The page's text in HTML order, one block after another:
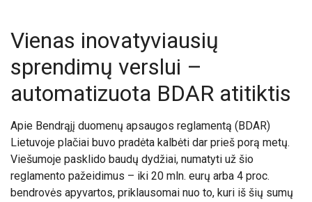
Vienas inovatyviausių
sprendimų verslui –
automatizuota BDAR atitiktis
Apie Bendrąjį duomenų apsaugos reglamentą (BDAR)
Lietuvoje plačiai buvo pradėta kalbėti dar prieš porą metų.
Viešumoje pasklido baudų dydžiai, numatyti už šio
reglamento pažeidimus – iki 20 mln. eurų arba 4 proc.
bendrovės apyvartos, priklausomai nuo to, kuri iš šių sumų